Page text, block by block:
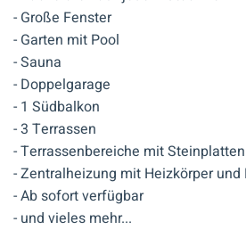
- Große Fenster
- Garten mit Pool
- Sauna
- Doppelgarage
- 1 Südbalkon
- 3 Terrassen
- Terrassenbereiche mit
- Zentralheizung mit Heizkörper
- Ab sofort verfügbar
- und vieles mehr...